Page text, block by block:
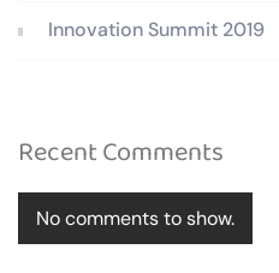
Innovation Summit 2019
Recent Comments
No comments to show.